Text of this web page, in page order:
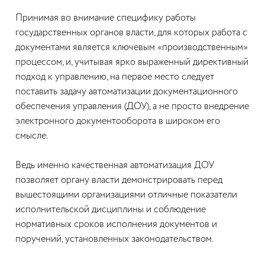
Принимая во внимание специфику работы
государственных органов власти, для которых работа с
документами является ключевым «производственным»
процессом, и, учитывая ярко выраженный директивный
подход к управлению, на первое место следует
поставить задачу автоматизации документационного
обеспечения управления (ДОУ), а не просто внедрение
электронного документооборота в широком его
смысле.
Ведь именно качественная автоматизация ДОУ
позволяет органу власти демонстрировать перед
вышестоящими организациями отличные показатели
исполнительской дисциплины и соблюдение
нормативных сроков исполнения документов и
поручений, установленных законодательством.